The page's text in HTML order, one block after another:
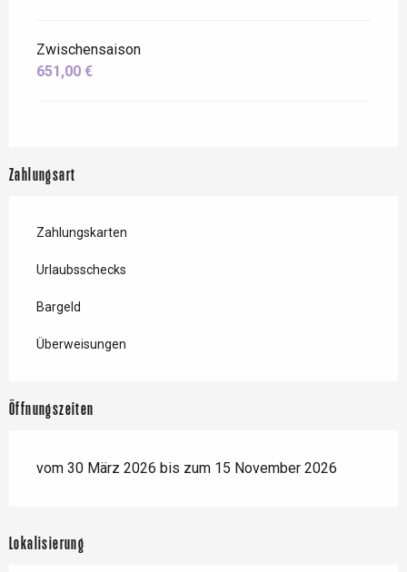
Zwischensaison
651,00 €
Zahlungsart
Zahlungskarten
Urlaubsschecks
Bargeld
Überweisungen
Öffnungszeiten
vom 30 März 2026 bis zum 15 November 2026
Lokalisierung